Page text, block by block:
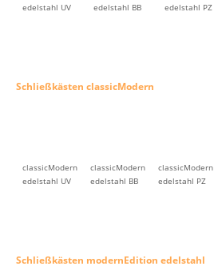
edelstahl UV
edelstahl BB
edelstahl PZ
Schließkästen classicModern
classicModern
edelstahl UV
classicModern
edelstahl BB
classicModern
edelstahl PZ
Schließkästen modernEdition edelstahl